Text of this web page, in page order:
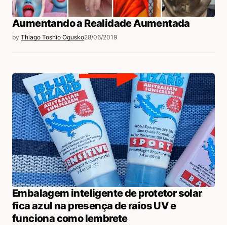
Aumentando a Realidade Aumentada
by Thiago Toshio Ogusko28/06/2019
Embalagem inteligente de protetor solar
fica azul na presença de raios UV e
funciona como lembrete